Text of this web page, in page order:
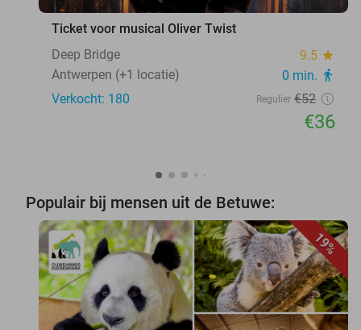
Ticket voor musical Oliver Twist
Deep Bridge
9.5 star
Antwerpen (+1 locatie) 0 min. directions_walk
Verkocht: 180 Regulier €52
€36
Populair bij mensen uit de Betuwe:
19%